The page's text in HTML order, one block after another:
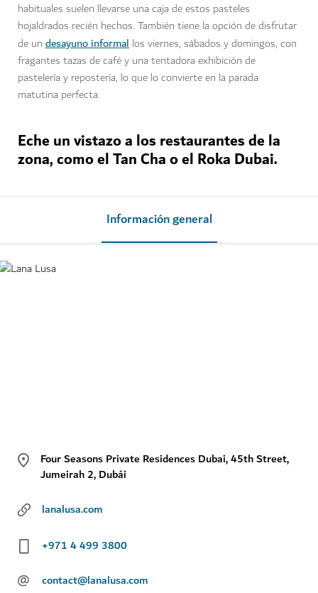
habituales suelen llevarse una caja de estos pasteles
hojaldrados recién hechos. También tiene la opción de disfrutar
de un desayuno informal los viernes, sábados y domingos, con
fragantes tazas de café y una tentadora exhibición de
pastelería y repostería, lo que lo convierte en la parada
matutina perfecta.
Eche un vistazo a los restaurantes de la
zona, como el Tan Cha o el Roka Dubai.
Información general
Four Seasons Private Residences Dubai, 45th Street,
Jumeirah 2, Dubái
lanalusa.com
+971 4 499 3800
@ contact@lanalusa.com